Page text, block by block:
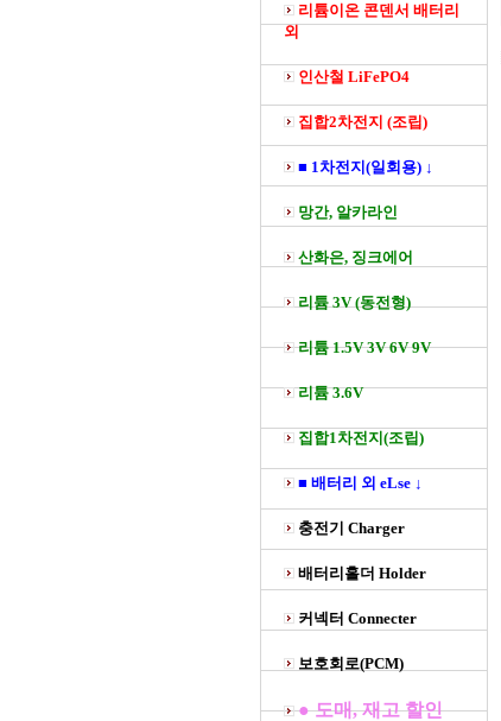
리튬이온 콘덴서 배터리
외
인산철 LiFePO4
집합2차전지 (조립)
■ 1차전지(일회용) ↓
망간, 알카라인
산화은, 징크에어
리튬 3V (동전형)
리튬 1.5V 3V 6V 9V
리튬 3.6V
집합1차전지(조립)
■ 배터리 외 eLse ↓
충전기 Charger
배터리홀더 Holder
커넥터 Connecter
보호회로(PCM)
● 도매, 재고 할인